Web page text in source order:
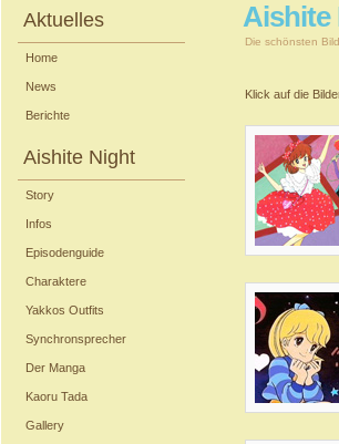
Aishite
Die schönsten
Klick auf die
Aktuelles
Home
News
Berichte
Aishite Night
Story
Infos
Episodenguide
Charaktere
Yakkos Outfits
Synchronsprecher
Der Manga
Kaoru Tada
Gallery